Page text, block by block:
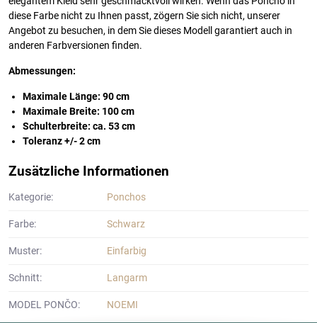
diese Farbe nicht zu Ihnen passt, zögern Sie sich nicht, unserer
Angebot zu besuchen, in dem Sie dieses Modell garantiert auch in
anderen Farbversionen finden.
Abmessungen:
Maximale Länge: 90 cm
Maximale Breite: 100 cm
Schulterbreite: ca. 53 cm
Toleranz +/- 2 cm
Zusätzliche Informationen
Kategorie: Ponchos
Farbe: Schwarz
Muster: Einfarbig
Schnitt: Langarm
MODEL PONČO: NOEMI